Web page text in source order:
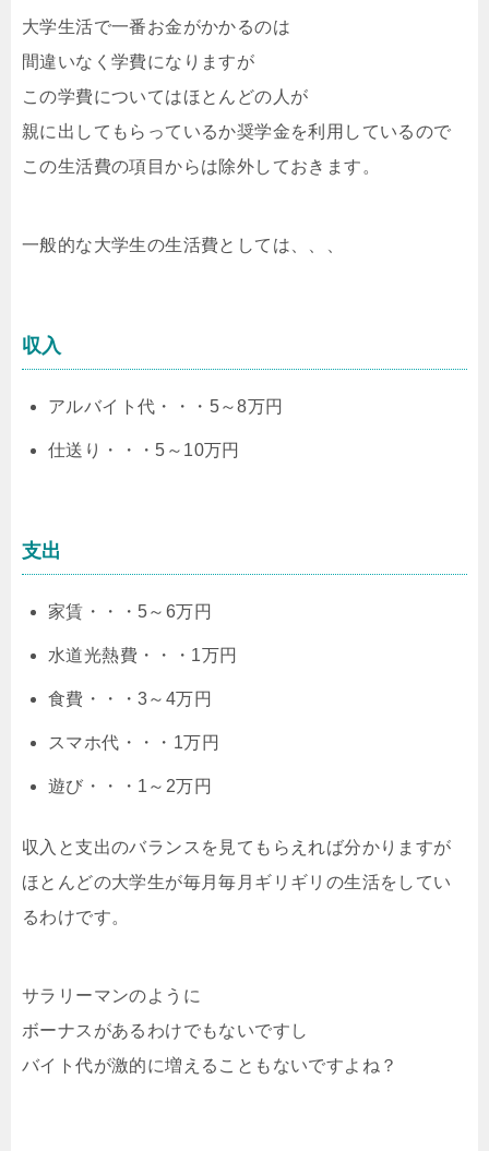
大学生活で一番お金がかかるのは
間違いなく学費になりますが
この学費についてはほとんどの人が
親に出してもらっているか奨学金を利用しているので
この生活費の項目からは除外しておきます。
一般的な大学生の生活費としては、、、
収入
アルバイト代・・・5～8万円
仕送り・・・5～10万円
支出
家賃・・・5～6万円
水道光熱費・・・1万円
食費・・・3～4万円
スマホ代・・・1万円
遊び・・・1～2万円
収入と支出のバランスを見てもらえれば分かりますが
ほとんどの大学生が毎月毎月ギリギリの生活をしてい
るわけです。
サラリーマンのように
ボーナスがあるわけでもないですし
バイト代が激的に増えることもないですよね？